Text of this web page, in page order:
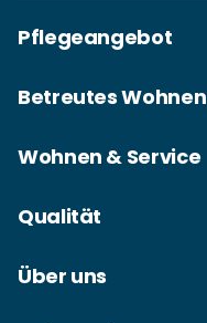
Pflegeangebot
Betreutes Wohnen
Wohnen & Service
Qualität
Über uns